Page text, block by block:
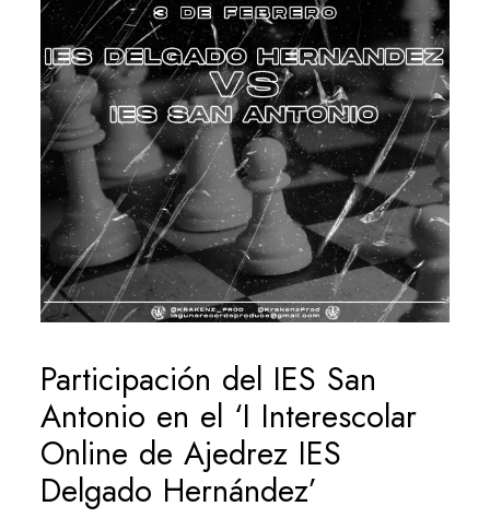
Participación del IES San
Antonio en el ‘I Interescolar
Online de Ajedrez IES
Delgado Hernández’